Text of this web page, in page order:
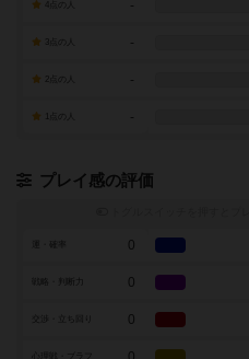
-
-
-
-
プレイ感の評価
0
戦略・判断力 0
0